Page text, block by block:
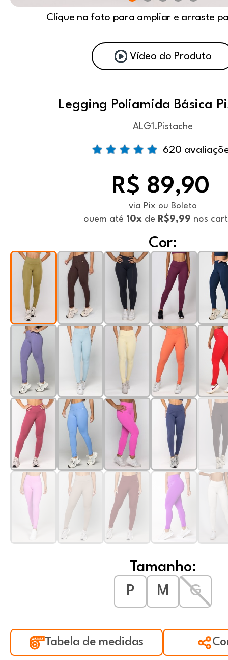
Clique na foto para ampliar e arraste
Vídeo do Produto
Legging Poliamida Básica
ALG1.Pistache
620
R$ 89,90
via Pix ou Boleto
ouem até 10xde R$9,99 nos
Cor:
Tamanho:
P
M G
Tabela de medidas